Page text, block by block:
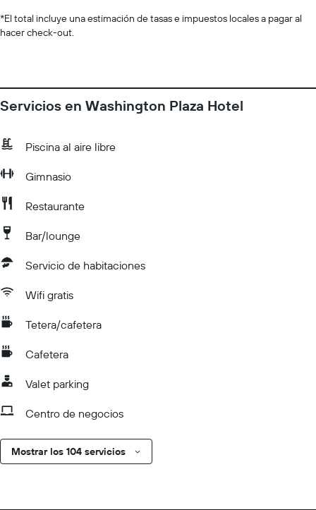
*El total incluye una estimación de tasas e impuestos locales a pagar al
hacer check-out.
Servicios en Washington Plaza Hotel
Piscina al aire libre
Gimnasio
Restaurante
Bar/lounge
Servicio de habitaciones
Wifi gratis
Tetera/cafetera
Cafetera
Valet parking
Centro de negocios
Mostrar los 104 servicios